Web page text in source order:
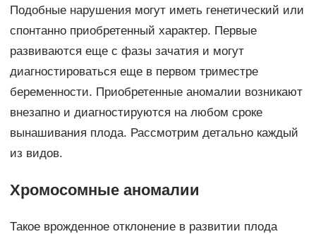
Подобные нарушения могут иметь генетический или
спонтанно приобретенный характер. Первые
развиваются еще с фазы зачатия и могут
диагностироваться еще в первом триместре
беременности. Приобретенные аномалии возникают
внезапно и диагностируются на любом сроке
вынашивания плода. Рассмотрим детально каждый
из видов.
Хромосомные аномалии
Такое врожденное отклонение в развитии плода